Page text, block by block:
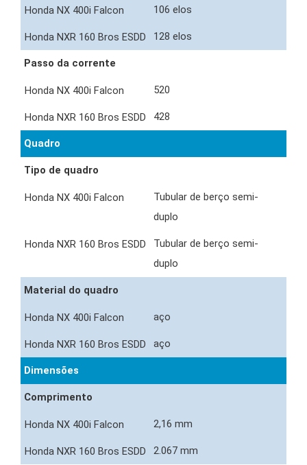
106 elos
128 elos
Passo da corrente
520
428
Quadro
Tipo de quadro
Tubular de berço semi-
duplo
Tubular de berço semi-
duplo
Material do quadro
aço
aço
Dimensões
Comprimento
2,16 mm
2.067 mm